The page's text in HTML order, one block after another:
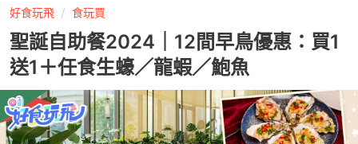
好食玩飛 食玩買
聖誕自助餐2024｜12間早鳥優惠：買1
送1＋任食生蠔／龍蝦／鮑魚